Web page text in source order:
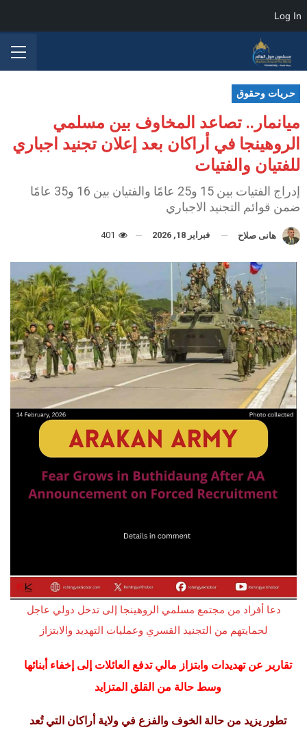
حريات وحقوق
ميانمار.. تصاعد المخاوف بين مسلمي
الروهينجا في أراكان بعد إعلان تجنيد اجباري
للفتيان والفتيات
إدراج الفتيات بين 15 و25 عامًا والفتيان بين 16 و35 عامًا
ضمن قوائم التجنيد الاجباري
هانى صلاح فبراير 18, 2026
دعا أفراد من مجتمع مسلمي الروهينجا إلى تدخل دولي عاجل
لحمايتهم من التجنيد القسري وعمليات التهديد والابتزاز
تقارير عن تهديدات وابتزاز مالي تدفع العائلات إلى إخفاء أبنائها
وسط حالة من القلق المتزايد
تطور يزيد من حالة الخوف والفزع في ولاية أراكان التي تُعد
Log In